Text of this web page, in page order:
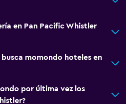
en Pan Pacific Whistler
momondo hoteles en
por última vez los